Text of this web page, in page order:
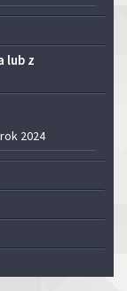
lub z
2024